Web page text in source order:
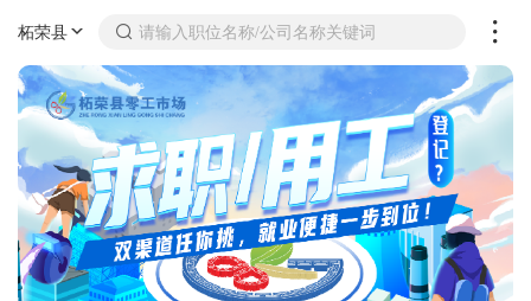
柘荣县 请输入职位名称/公司名称关键词